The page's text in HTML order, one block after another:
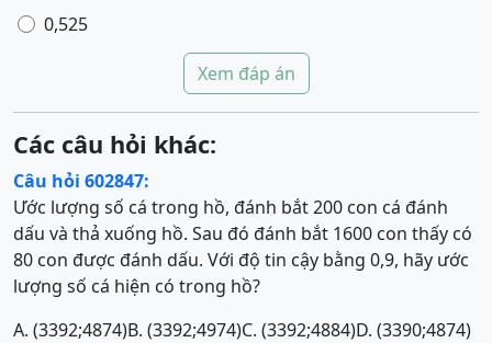
0,525
Xem đáp án
Các câu hỏi khác:
Câu hỏi 602847:
Ước lượng số cá trong hồ, đánh bắt 200 con cá đánh
dấu và thả xuống hồ. Sau đó đánh bắt 1600 con thấy có
80 con được đánh dấu. Với độ tin cậy bằng 0,9, hãy ước
lượng số cá hiện có trong hồ?
A. (3392;4874)B. (3392;4974)C. (3392;4884)D. (3390;4874)